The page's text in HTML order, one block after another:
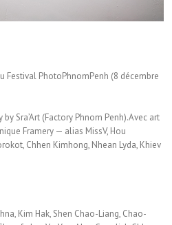
Festival PhotoPhnomPenh (8 décembre
Sra’Art (Factory Phnom Penh).Avec art
Framery — alias MissV, Hou
Chhen Kimhong, Nhean Lyda, Khiev
Kim Hak, Shen Chao-Liang, Chao-